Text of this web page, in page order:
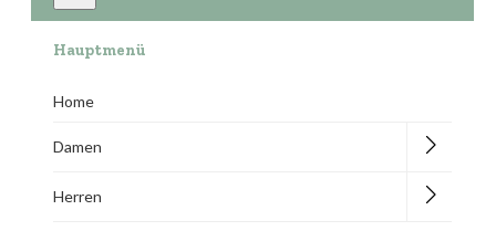
Hauptmenü
Home
Damen
Herren